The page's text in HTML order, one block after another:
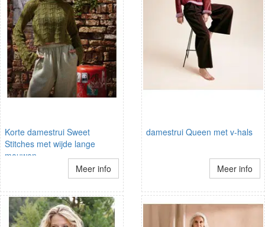
Korte damestrui Sweet
Stitches met wijde lange
mouwen
Meer info
damestrui Queen met v-hals
Meer info